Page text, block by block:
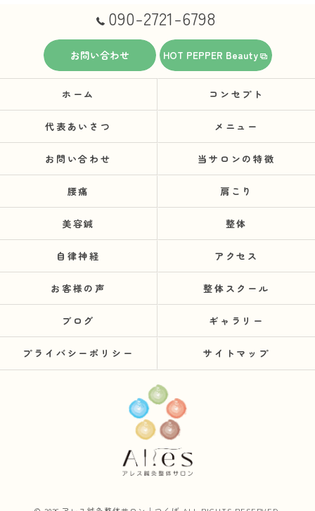
090-2721-6798
お問い合わせ HOT PEPPER Beauty
ホーム コンセプト
代表あいさつ メニュー
お問い合わせ 当サロンの特徴
腰痛 肩こり
美容鍼 整体
自律神経 アクセス
お客様の声 整体スクール
ブログ ギャラリー
プライバシーポリシー サイトマップ